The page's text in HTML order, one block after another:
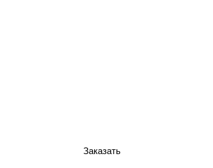
Заказать